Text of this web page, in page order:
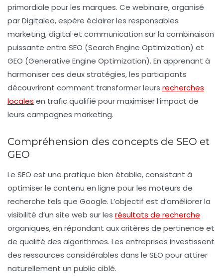
primordiale pour les marques. Ce webinaire, organisé
par Digitaleo, espère éclairer les responsables
marketing, digital et communication sur la combinaison
puissante entre SEO (Search Engine Optimization) et
GEO (Generative Engine Optimization). En apprenant à
harmoniser ces deux stratégies, les participants
découvriront comment transformer leurs recherches
locales en trafic qualifié pour maximiser l’impact de
leurs campagnes marketing.
Compréhension des concepts de SEO et
GEO
Le SEO est une pratique bien établie, consistant à
optimiser le contenu en ligne pour les moteurs de
recherche tels que Google. L’objectif est d’améliorer la
visibilité d’un site web sur les résultats de recherche
organiques, en répondant aux critères de pertinence et
de qualité des algorithmes. Les entreprises investissent
des ressources considérables dans le SEO pour attirer
naturellement un public ciblé.